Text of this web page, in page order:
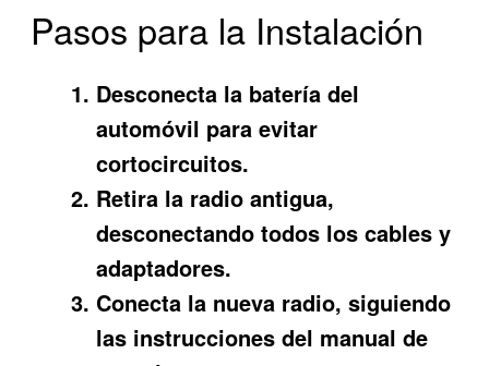
Pasos para la Instalación
Desconecta la batería del
automóvil para evitar
cortocircuitos.
Retira la radio antigua,
desconectando todos los cables y
adaptadores.
Conecta la nueva radio, siguiendo
las instrucciones del manual de